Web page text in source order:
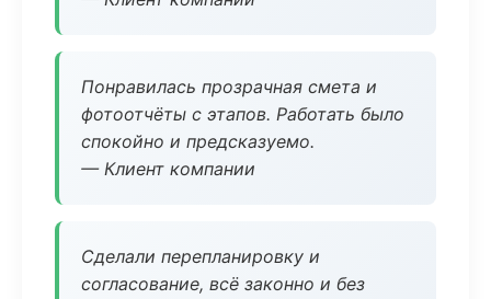
Понравилась прозрачная смета и
фотоотчёты с этапов. Работать было
спокойно и предсказуемо.
— Клиент компании
Сделали перепланировку и
согласование, всё законно и без